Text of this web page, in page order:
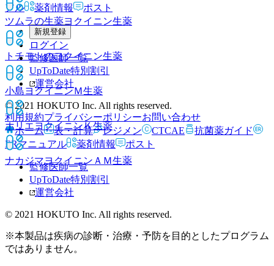
ツムラの生薬ヨクイニン生薬
トチモトのヨクイニン生薬
小島ヨクイニンＭ生薬
ホリエヨクイニンＫ生薬
ナカジマヨクイニンＡＭ生薬
アル
薬剤情報 ポスト
新規登録
ログイン
監修医師一覧
UpToDate特別割引
運営会社
© 2021 HOKUTO Inc. All rights reserved.
利用規約プライバシーポリシーお問い合わせ
ホーム
表・計算 レジメン CTCAE
抗菌薬ガイド
ERマニュアル
薬剤情報 ポスト
監修医師一覧
UpToDate特別割引
運営会社
© 2021 HOKUTO Inc. All rights reserved.
※本製品は疾病の診断・治療・予防を目的としたプログラム
ではありません。